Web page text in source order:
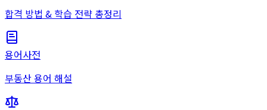
합격 방법 & 학습 전략 총정리
용어사전
부동산 용어 해설